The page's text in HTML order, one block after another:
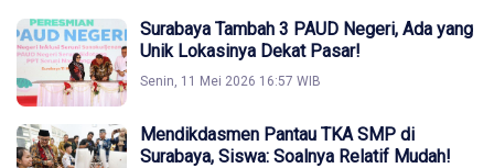
Surabaya Tambah 3 PAUD Negeri, Ada yang
Unik Lokasinya Dekat Pasar!
Senin, 11 Mei 2026 16:57 WIB
Mendikdasmen Pantau TKA SMP di
Surabaya, Siswa: Soalnya Relatif Mudah!